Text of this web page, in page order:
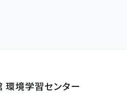
環境学習センター